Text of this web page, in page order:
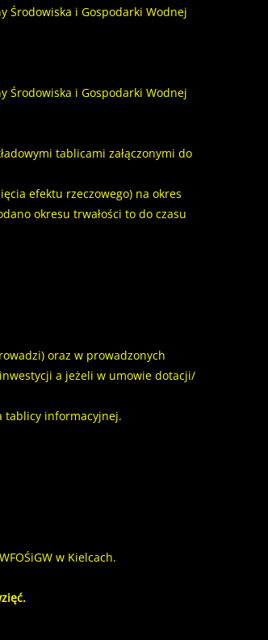
Środowiska i Gospodarki Wodnej
Środowiska i Gospodarki Wodnej
tablicami załączonymi do
efektu rzeczowego) na okres
okresu trwałości to do czasu
oraz w prowadzonych
a jeżeli w umowie dotacji/
tablicy informacyjnej.
w Kielcach.